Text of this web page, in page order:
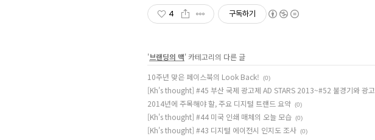
4 구독하기
'브랜딩의 맥' 카테고리의 다른 글
10주년 맞은 페이스북의 Look Back!
(0)
[Kh's thought] #45 부산 국제 광고제 AD STARS 2013~#52 불경기와 광고
2014년에 주목해야 할, 주요 디지털 트랜드 요약 (0)
[Kh's thought] #44 미국 인쇄 매체의 오늘 모습 (0)
[Kh's thought] #43 디지털 에이전시 인지도 조사 (0)